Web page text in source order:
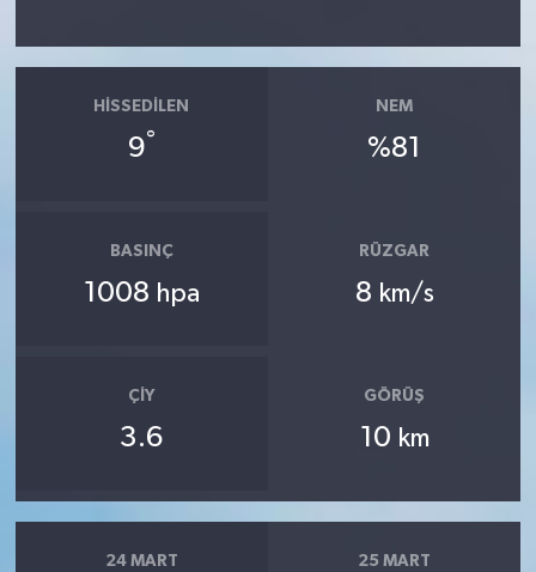
HISSEDILEN
9°
NEM
%81
BASINÇ
1008 hpa
RÜZGAR
8 km/s
ÇIY
3.6
GÖRÜŞ
10 km
24 MART 25 MART